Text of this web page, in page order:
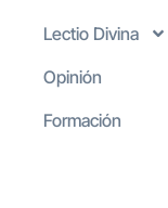
Lectio Divina
Opinión
Formación